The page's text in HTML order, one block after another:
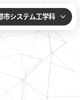
市システム工学科